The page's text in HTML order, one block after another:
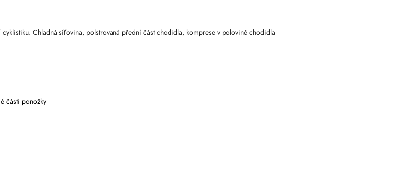
Chladná síťovina, polstrovaná přední část chodidla, komprese v polovině chodidla
části ponožky